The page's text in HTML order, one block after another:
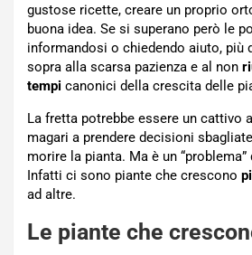
gustose ricette, creare un proprio
buona idea. Se si superano però le
informandosi o chiedendo aiuto, più
sopra alla scarsa pazienza e al non
tempi canonici della crescita delle
La fretta potrebbe essere un cattivo
magari a prendere decisioni
morire la pianta. Ma è un
Infatti ci sono piante che crescono
ad altre.
Le piante che